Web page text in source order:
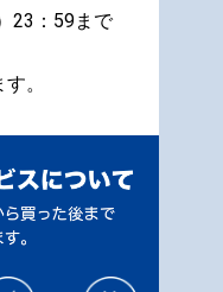
23：59まで
。